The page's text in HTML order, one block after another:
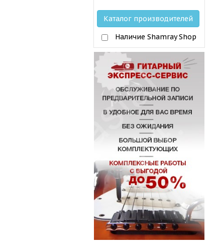
Каталог производителей
Наличие Shamray Shop